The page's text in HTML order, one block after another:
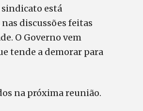
está
discussões feitas
O Governo vem
tende a demorar para
na próxima reunião.